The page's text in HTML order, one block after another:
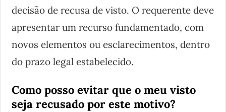
decisão de recusa de visto. O requerente deve
apresentar um recurso fundamentado, com
novos elementos ou esclarecimentos, dentro
do prazo legal estabelecido.
Como posso evitar que o meu visto
seja recusado por este motivo?